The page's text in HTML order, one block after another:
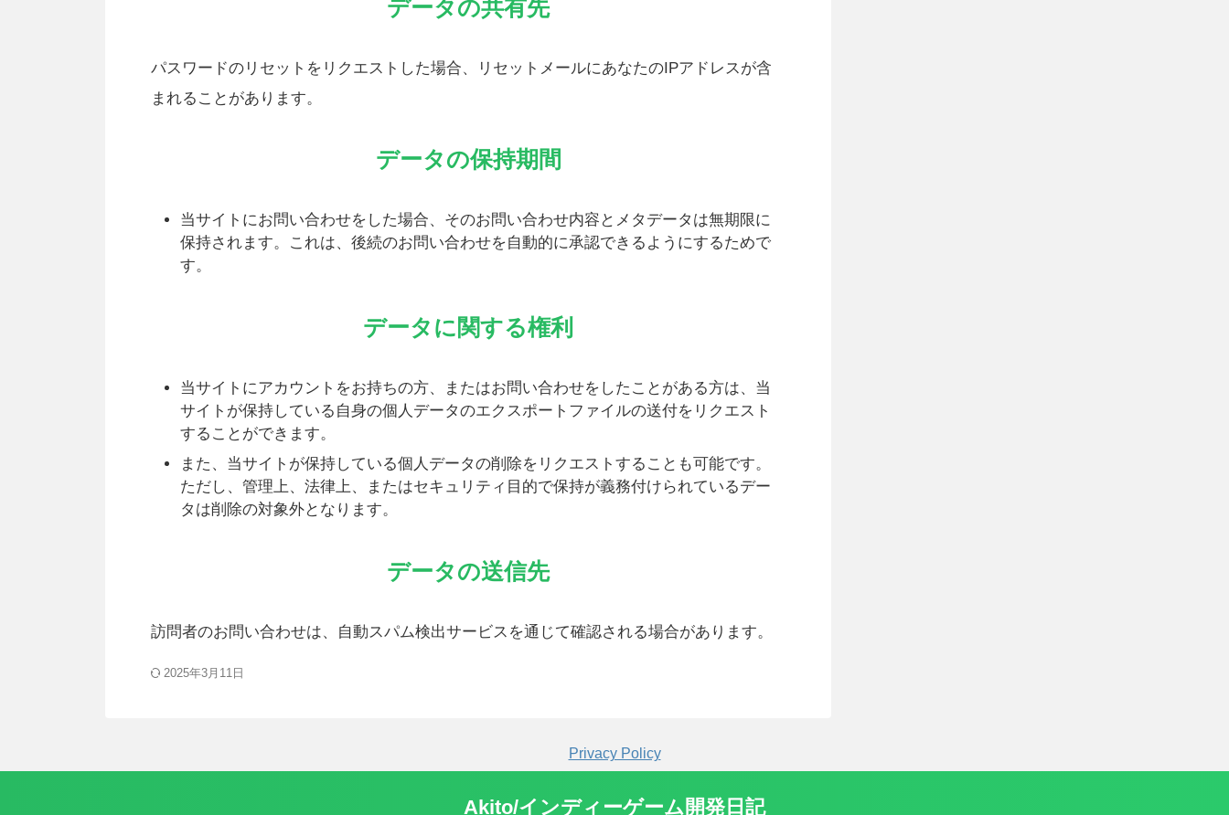
データの共有先
パスワードのリセットをリクエストした場合、リセットメールにあなたのIPアドレスが含
まれることがあります。
データの保持期間
当サイトにお問い合わせをした場合、そのお問い合わせ内容とメタデータは無期限に
保持されます。これは、後続のお問い合わせを自動的に承認できるようにするためで
す。
データに関する権利
当サイトにアカウントをお持ちの方、またはお問い合わせをしたことがある方は、当
サイトが保持している自身の個人データのエクスポートファイルの送付をリクエスト
することができます。
また、当サイトが保持している個人データの削除をリクエストすることも可能です。
ただし、管理上、法律上、またはセキュリティ目的で保持が義務付けられているデー
タは削除の対象外となります。
データの送信先
訪問者のお問い合わせは、自動スパム検出サービスを通じて確認される場合があります。
2025年3月11日
Privacy Policy
Akito/インディーゲーム開発日記